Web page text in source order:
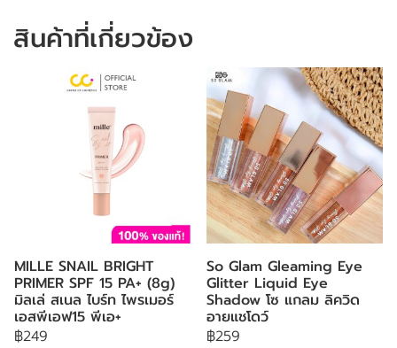
สินค้าที่เกี่ยวข้อง
MILLE SNAIL BRIGHT
PRIMER SPF 15 PA+ (8g)
มิลเล่ สเนล ไบร์ท ไพรเมอร์
เอสพีเอฟ15 พีเอ+
฿249
So Glam Gleaming Eye
Glitter Liquid Eye
Shadow โซ แกลม ลิควิด
อายแชโดว์
฿259